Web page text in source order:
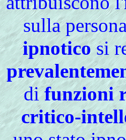
sulla
ipnoticosi
difunzioni
critico-